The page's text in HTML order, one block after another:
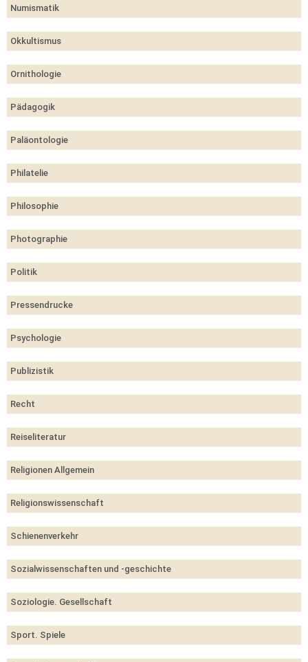
Numismatik
Okkultismus
Ornithologie
Pädagogik
Paläontologie
Philatelie
Philosophie
Photographie
Politik
Pressendrucke
Psychologie
Publizistik
Recht
Reiseliteratur
Religionen Allgemein
Religionswissenschaft
Schienenverkehr
Sozialwissenschaften und -geschichte
Soziologie. Gesellschaft
Sport. Spiele